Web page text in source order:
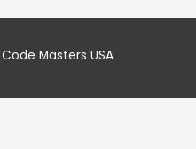
Masters USA